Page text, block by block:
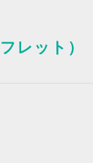
フレット）